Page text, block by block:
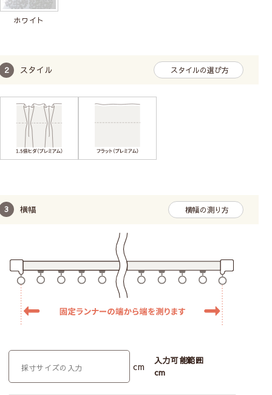
ホワイト
スタイル スタイルの選び方
横幅 横幅の測り方
cm
入力可能範囲
cm